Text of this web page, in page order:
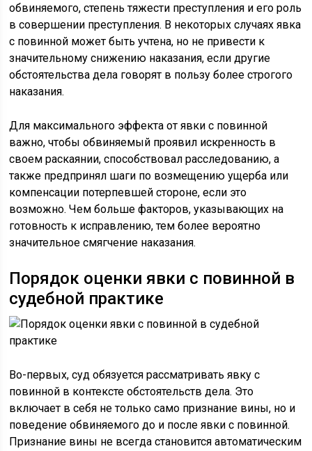
обвиняемого, степень тяжести преступления и его роль
в совершении преступления. В некоторых случаях явка
с повинной может быть учтена, но не привести к
значительному снижению наказания, если другие
обстоятельства дела говорят в пользу более строгого
наказания.
Для максимального эффекта от явки с повинной
важно, чтобы обвиняемый проявил искренность в
своем раскаянии, способствовал расследованию, а
также предпринял шаги по возмещению ущерба или
компенсации потерпевшей стороне, если это
возможно. Чем больше факторов, указывающих на
готовность к исправлению, тем более вероятно
значительное смягчение наказания.
Порядок оценки явки с повинной в
судебной практике
Во-первых, суд обязуется рассматривать явку с
повинной в контексте обстоятельств дела. Это
включает в себя не только само признание вины, но и
поведение обвиняемого до и после явки с повинной.
Признание вины не всегда становится автоматическим